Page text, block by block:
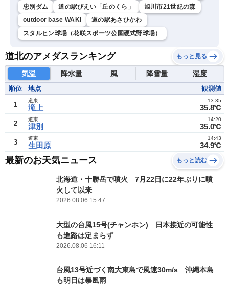
忠別ダム
道の駅びえい「丘のくら」
旭川市21世紀の森
outdoor base WAKI
道の駅あさひかわ
スタルヒン球場（花咲スポーツ公園硬式野球場）
道北のアメダスランキング もっと見る
気温 降水量 風 降雪量 湿度
順位 地点 観測値
1 滝上
道東
35.8℃
13:35
2 津別
道東
35.0℃
14:20
3 生田原
道東
34.9℃
14:43
最新のお天気ニュース もっと読む
北海道・十勝岳で噴火 7月22日に22年ぶりに噴
火して以来
2026.08.06 15:47
大型の台風15号(チャンホン) 日本接近の可能性
も進路は定まらず
2026.08.06 16:11
台風13号近づく南大東島で風速30m/s 沖縄本島
も明日は暴風雨